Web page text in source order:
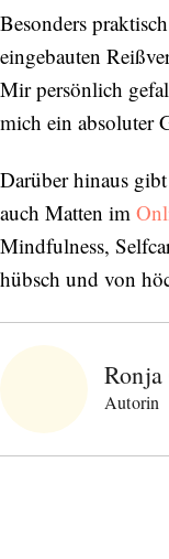
Besonders
eingebauten
Mir persönlich
mich ein absoluter
Darüber hinaus
auch Matten im
Mindfulness,
hübsch und von
Autorin